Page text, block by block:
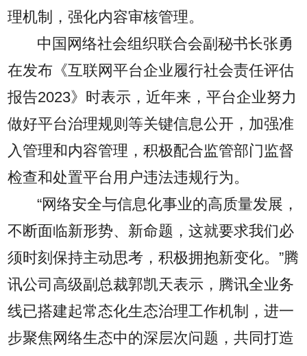
理机制，强化内容审核管理。
中国网络社会组织联合会副秘书长张勇
在发布《互联网平台企业履行社会责任评估
报告2023》时表示，近年来，平台企业努力
做好平台治理规则等关键信息公开，加强准
入管理和内容管理，积极配合监管部门监督
检查和处置平台用户违法违规行为。
“网络安全与信息化事业的高质量发展，
不断面临新形势、新命题，这就要求我们必
须时刻保持主动思考，积极拥抱新变化。”腾
讯公司高级副总裁郭凯天表示，腾讯全业务
线已搭建起常态化生态治理工作机制，进一
步聚焦网络生态中的深层次问题，共同打造